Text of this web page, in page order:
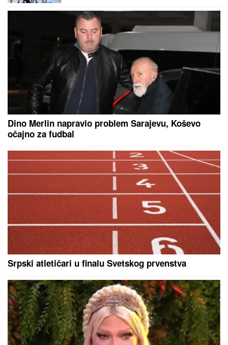
je protiv Hartsa i u Liga kupu
pokazao snagu, ali Dandi se uzda u
domaći teren
IZVEŠTAJ SA FRONTA: VSUizgubio
skoro 10.000 vojnika, pogođena 34
broda sa vojnim teretom kod Odese
(VIDEO)
GLUMICA SA GASTOZOM I ANĐELOM NA
MALDIVIMA!Evo o kome je reč: Trčkaraju po pesku,
golišava tela u prvom planu (FOTO)
Stiže novi talas vrućine: Danas do
36, a sledeće nedelje nas tek čeka
pakao